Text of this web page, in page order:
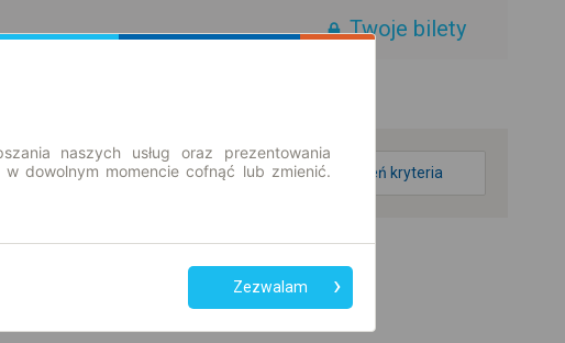
Twoje bilety
zmień kryteria
naszych usług oraz prezentowania
dowolnym momencie cofnąć lub zmienić.
Zezwalam